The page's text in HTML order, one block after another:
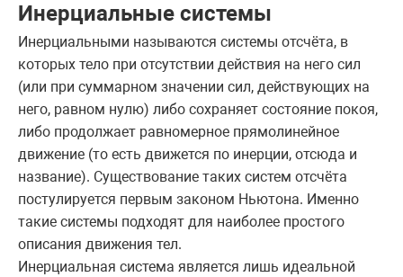
Инерциальные системы
Инерциальными называются системы отсчёта, в
которых тело при отсутствии действия на него сил
(или при суммарном значении сил, действующих на
него, равном нулю) либо сохраняет состояние покоя,
либо продолжает равномерное прямолинейное
движение (то есть движется по инерции, отсюда и
название). Существование таких систем отсчёта
постулируется первым законом Ньютона. Именно
такие системы подходят для наиболее простого
описания движения тел.
Инерциальная система является лишь идеальной